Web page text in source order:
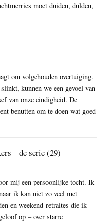
moet duiden, dulden,
om volgehouden overtuiging.
kunnen we een gevoel van
van onze eindigheid. De
benutten om te doen wat goed
– de serie (29)
mij een persoonlijke tocht. Ik
ik kan niet zo veel met
en weekend-retraites die ik
op – over starre